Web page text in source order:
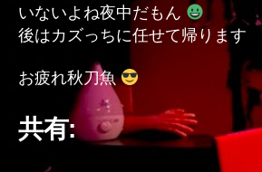
いないよね夜中だもん
後はカズっちに任せて帰ります
お疲れ秋刀魚
共有: